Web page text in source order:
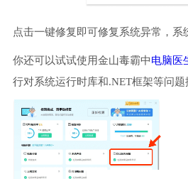
点击一键修复即可修复系统异常，系
你还可以试试使用金山毒霸中电脑医
行对系统运行时库和.NET框架等问题